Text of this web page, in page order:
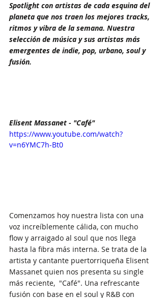
Spotlight con artistas de cada esquina del
planeta que nos traen los mejores tracks,
ritmos y vibra de la semana. Nuestra
selección de música y sus artistas más
emergentes de indie, pop, urbano, soul y
fusión.
Elisent Massanet - "Café"
https://www.youtube.com/watch?
v=n6YMC7h-Bt0
Comenzamos hoy nuestra lista con una
voz increíblemente cálida, con mucho
flow y arraigado al soul que nos llega
hasta la fibra más interna. Se trata de la
artista y cantante puertorriqueña Elisent
Massanet quien nos presenta su single
más reciente,  "Café". Una refrescante
fusión con base en el soul y R&B con